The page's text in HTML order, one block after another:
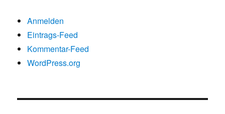
Anmelden
Eintrags-Feed
Kommentar-Feed
WordPress.org